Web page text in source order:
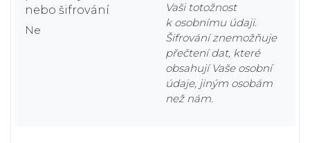
nebo šifrování
Ne
Vaši totožnost
k osobnímu údaji.
Šifrování znemožňuje
přečtení dat, které
obsahují Vaše osobní
údaje, jiným osobám
než nám.